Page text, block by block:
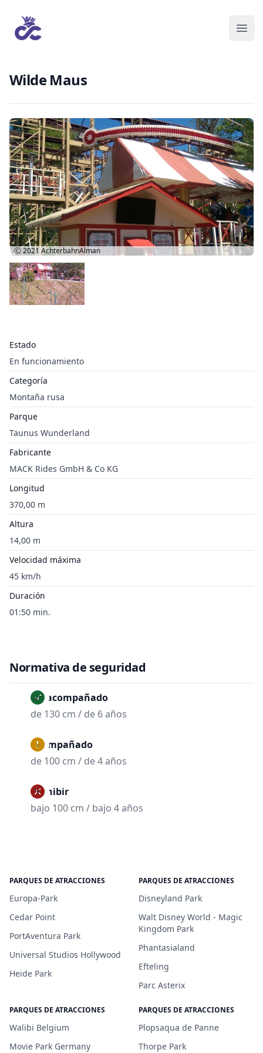
Wilde Maus
Estado
En funcionamiento
Categoría
Montaña rusa
Parque
Taunus Wunderland
Fabricante
MACK Rides GmbH & Co KG
Longitud
370,00 m
Altura
14,00 m
Velocidad máxima
45 km/h
Duración
01:50 min.
Ⓒ 2021 AchterbahnAlman
Normativa de seguridad
No acompañado
de 130 cm / de 6 años
Acompañado
de 100 cm / de 4 años
Prohibir
bajo 100 cm / bajo 4 años
PARQUES DE ATRACCIONES
Europa-Park
Cedar Point
PortAventura Park
Universal Studios Hollywood
Heide Park
PARQUES DE ATRACCIONES
Disneyland Park
Walt Disney World - Magic
Kingdom Park
Phantasialand
Efteling
Parc Asterix
PARQUES DE ATRACCIONES
Walibi Belgium
Movie Park Germany
PARQUES DE ATRACCIONES
Plopsaqua de Panne
Thorpe Park